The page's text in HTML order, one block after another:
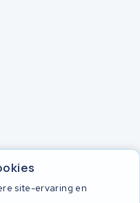
site-ervaring en